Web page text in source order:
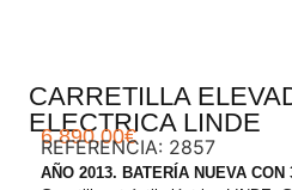
CARRETILLA
ELECTRICA LINDE
6.890,00€
REFERENCIA: 2857
AÑO 2013. BATERÍA NUEVA